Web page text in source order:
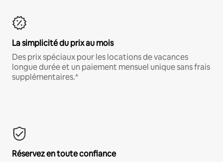
La simplicité du prix au mois
Des prix spéciaux pour les locations de vacances
longue durée et un paiement mensuel unique sans frais
supplémentaires.*
Réservez en toute confiance